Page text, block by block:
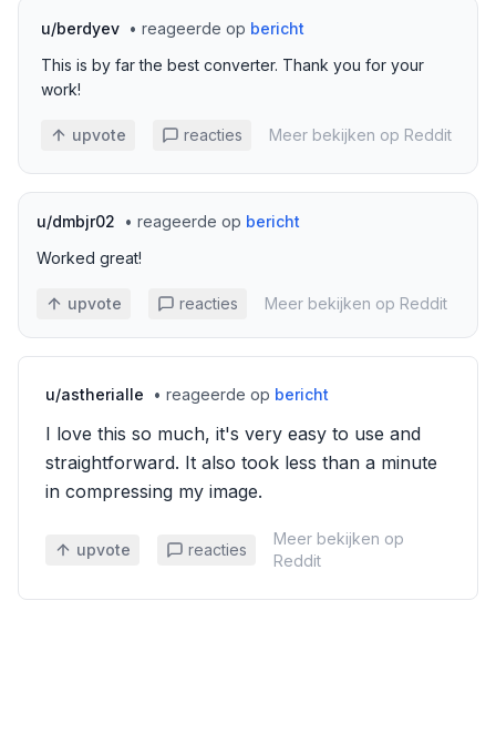
u/berdyev • reageerde op bericht
This is by far the best converter. Thank you for your
work!
upvote reacties Meer bekijken op Reddit
u/dmbjr02 • reageerde op bericht
Worked great!
upvote reacties Meer bekijken op Reddit
u/astherialle • reageerde op bericht
I love this so much, it's very easy to use and
straightforward. It also took less than a minute
in compressing my image.
upvote reacties
Meer bekijken op
Reddit